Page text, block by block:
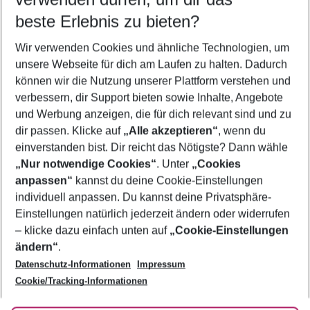
5-8 Nächte
2 Erwachsene Keine Kinder
Mehr Filter anzeigen
Footer
Footer navigation
Über uns
AGB
Bestpreisgarantie
Cookie-Einstellungen ändern
Cookie-Richtlinie
Agenturbetreuung
Barrierefreies Reisen
Folge uns
beste Erlebnis zu bieten?
Wir verwenden Cookies und ähnliche Technologien, um
unsere Webseite für dich am Laufen zu halten. Dadurch
können wir die Nutzung unserer Plattform verstehen und
verbessern, dir Support bieten sowie Inhalte, Angebote
und Werbung anzeigen, die für dich relevant sind und zu
dir passen. Klicke auf „Alle akzeptieren“, wenn du
einverstanden bist. Dir reicht das Nötigste? Dann wähle
„Nur notwendige Cookies“. Unter „Cookies
anpassen“ kannst du deine Cookie-Einstellungen
individuell anpassen. Du kannst deine Privatsphäre-
Einstellungen natürlich jederzeit ändern oder widerrufen
– klicke dazu einfach unten auf „Cookie-Einstellungen
ändern“.
Datenschutz-Informationen
Impressum
Cookie/Tracking-Informationen